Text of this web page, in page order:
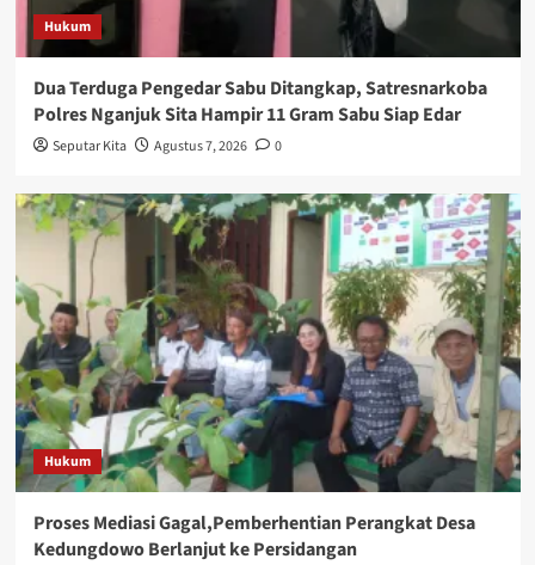
Hukum
Dua Terduga Pengedar Sabu Ditangkap, Satresnarkoba
Polres Nganjuk Sita Hampir 11 Gram Sabu Siap Edar
Seputar Kita Agustus 7, 2026 0
Hukum
Proses Mediasi Gagal,Pemberhentian Perangkat Desa
Kedungdowo Berlanjut ke Persidangan